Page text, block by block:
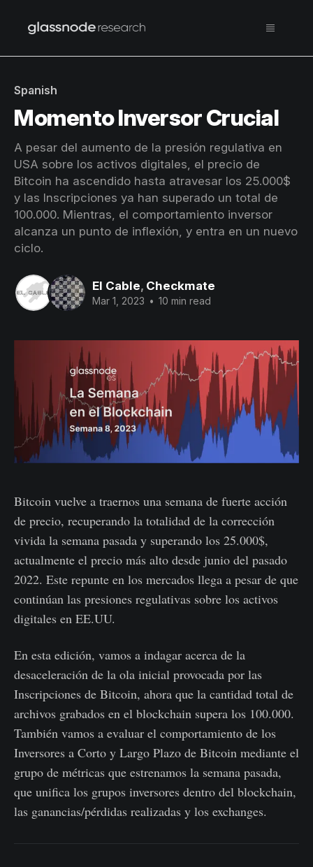
Spanish
Momento Inversor Crucial
A pesar del aumento de la presión regulativa en
USA sobre los activos digitales, el precio de
Bitcoin ha ascendido hasta atravesar los 25.000$
y las Inscripciones ya han superado un total de
100.000. Mientras, el comportamiento inversor
alcanza un punto de inflexión, y entra en un nuevo
ciclo.
El Cable, Checkmate
Mar 1, 2023 • 10 min read
Bitcoin vuelve a traernos una semana de fuerte acción
de precio, recuperando la totalidad de la corrección
vivida la semana pasada y superando los 25.000$,
actualmente el precio más alto desde junio del pasado
2022. Este repunte en los mercados llega a pesar de que
continúan las presiones regulativas sobre los activos
digitales en EE.UU.
En esta edición, vamos a indagar acerca de la
desaceleración de la ola inicial provocada por las
Inscripciones de Bitcoin, ahora que la cantidad total de
archivos grabados en el blockchain supera los 100.000.
También vamos a evaluar el comportamiento de los
Inversores a Corto y Largo Plazo de Bitcoin mediante el
grupo de métricas que estrenamos la semana pasada,
que unifica los grupos inversores dentro del blockchain,
las ganancias/pérdidas realizadas y los exchanges.